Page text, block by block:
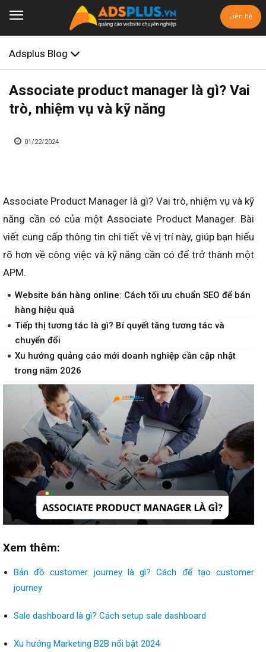
Liên hệ
Adsplus Blog
Associate product manager là gì? Vai
trò, nhiệm vụ và kỹ năng
01/22/2024
Associate Product Manager là gì? Vai trò, nhiệm vụ và kỹ
năng cần có của một Associate Product Manager. Bài
viết cung cấp thông tin chi tiết về vị trí này, giúp bạn hiểu
rõ hơn về công việc và kỹ năng cần có để trở thành một
APM.
Website bán hàng online: Cách tối ưu chuẩn SEO để bán
hàng hiệu quả
Tiếp thị tương tác là gì? Bí quyết tăng tương tác và
chuyển đổi
Xu hướng quảng cáo mới doanh nghiệp cần cập nhật
trong năm 2026
Xem thêm:
Bản đồ customer journey là gì? Cách để tạo customer
journey
Sale dashboard là gì? Cách setup sale dashboard
Xu hướng Marketing B2B nổi bật 2024